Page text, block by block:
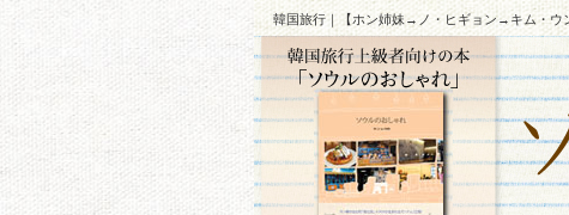
韓国旅行｜【ホン姉妹→ノ・ヒギョン→キム・ウ